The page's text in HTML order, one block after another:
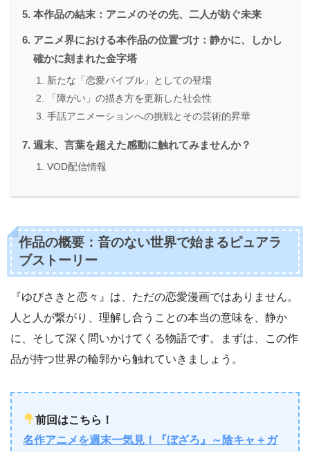
本作品の結末：アニメのその先、二人が紡ぐ未来
アニメ界における本作品の位置づけ：静かに、しかし
確かに刻まれた金字塔
新たな「恋愛バイブル」としての登場
「障がい」の描き方を更新した社会性
手話アニメーションへの挑戦とその芸術的昇華
週末、言葉を超えた感動に触れてみませんか？
VOD配信情報
作品の概要：音のない世界で始まるピュアラ
ブストーリー
『ゆびさきと恋々』は、ただの恋愛漫画ではありません。
人と人が繋がり、理解し合うことの本当の意味を、静か
に、そして深く問いかけてくる物語です。まずは、この作
品が持つ世界の輪郭から触れていきましょう。
前回はこちら！
名作アニメを週末一気見！『ぼざろ』～陰キャ＋ガ